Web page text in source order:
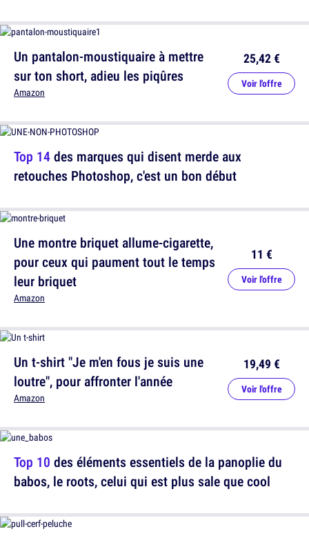
Top 14des marques qui disent merde aux
retouches Photoshop, c'est un bon début
Un t-shirt "Je m'en fous je suis une
loutre", pour affronter l'année
Amazon
19,49 €
Voir l'offre
Un pantalon-moustiquaire à mettre
sur ton short, adieu les piqûres
Amazon
25,42 €
Voir l'offre
Une montre briquet allume-cigarette,
pour ceux qui paument tout le temps
leur briquet
Amazon
11 €
Voir l'offre
Top 10 des éléments essentiels de la panoplie du
babos, le roots, celui qui est plus sale que cool